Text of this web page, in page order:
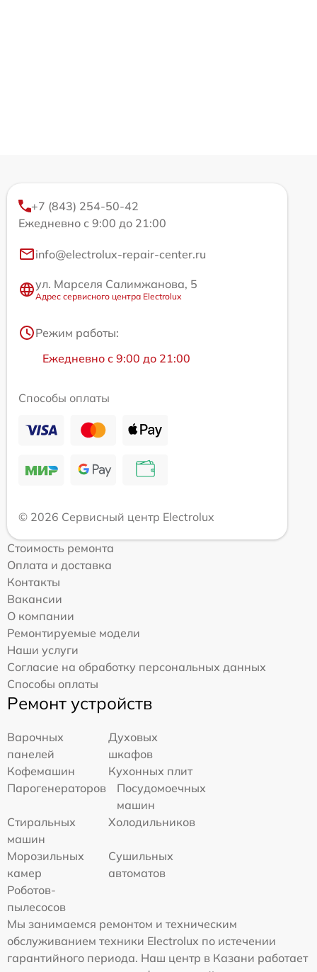
+7 (843) 254-50-42
Ежедневно с 9:00 до 21:00
info@electrolux-repair-center.ru
ул. Марселя Салимжанова, 5
Адрес сервисного центра Electrolux
Режим работы:
Ежедневно с 9:00 до 21:00
Способы оплаты
© 2026 Сервисный центр Electrolux
Стоимость ремонта
Оплата и доставка
Контакты
Вакансии
О компании
Ремонтируемые модели
Наши услуги
Согласие на обработку персональных данных
Способы оплаты
Ремонт устройств
Варочных
панелей
Духовых
шкафов
Кофемашин
Кухонных плит
Парогенераторов
Посудомоечных
машин
Стиральных
машин
Холодильников
Морозильных
камер
Сушильных
автоматов
Роботов-
пылесосов
Мы занимаемся ремонтом и техническим
обслуживанием техники Electrolux по истечении
гарантийного периода. Наш центр в Казани работает